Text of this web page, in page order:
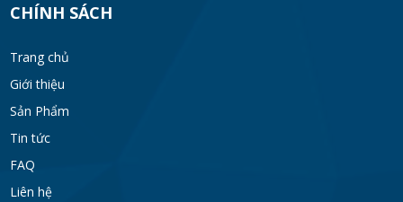
CHÍNH SÁCH
Trang chủ
Giới thiệu
Sản Phẩm
Tin tức
FAQ
Liên hệ